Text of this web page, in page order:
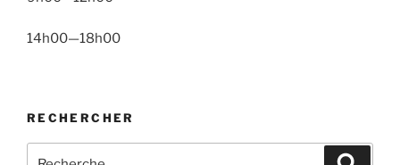
14h00—18h00
RECHERCHER